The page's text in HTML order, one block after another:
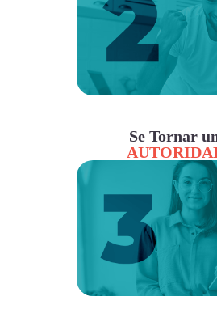
Se Tornar